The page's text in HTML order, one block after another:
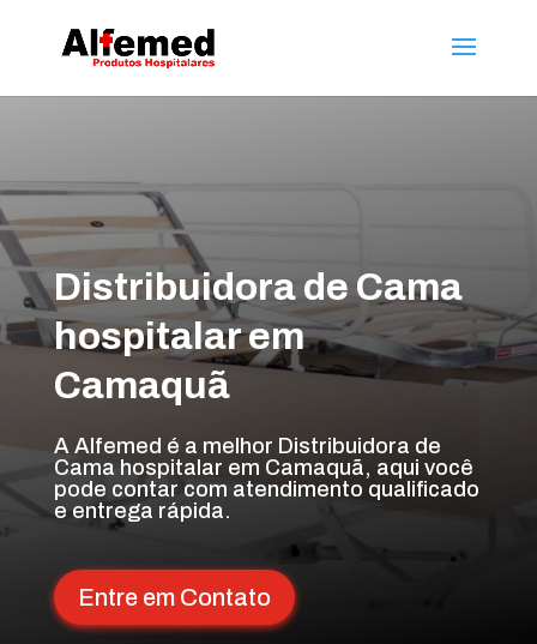
Distribuidora de Cama
hospitalar em
Camaquã
A Alfemed é a melhor Distribuidora de
Cama hospitalar em Camaquã, aqui você
pode contar com atendimento qualificado
e entrega rápida.
Entre em Contato